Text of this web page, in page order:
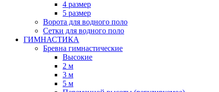
4 размер
5 размер
Ворота для водного поло
Сетки для водного поло
ГИМНАСТИКА
Бревна гимнастические
Высокие
2 м
3 м
5 м